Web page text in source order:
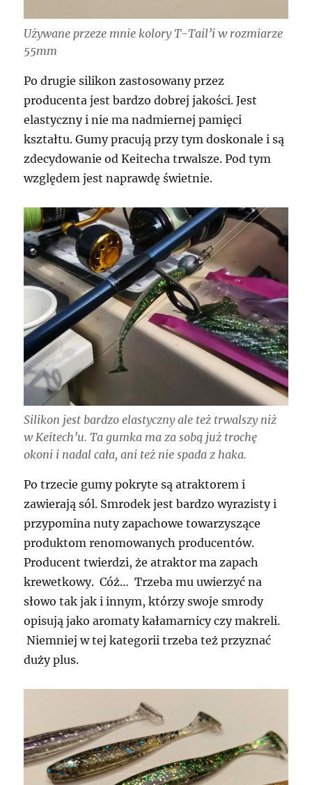
Używane przeze mnie kolory T-Tail’i w rozmiarze
55mm
Po drugie silikon zastosowany przez
producenta jest bardzo dobrej jakości. Jest
elastyczny i nie ma nadmiernej pamięci
kształtu. Gumy pracują przy tym doskonale i są
zdecydowanie od Keitecha trwalsze. Pod tym
względem jest naprawdę świetnie.
Silikon jest bardzo elastyczny ale też trwalszy niż
w Keitech’u. Ta gumka ma za sobą już trochę
okoni i nadal cała, ani też nie spada z haka.
Po trzecie gumy pokryte są atraktorem i
zawierają sól. Smrodek jest bardzo wyrazisty i
przypomina nuty zapachowe towarzyszące
produktom renomowanych producentów.
Producent twierdzi, że atraktor ma zapach
krewetkowy. Cóż… Trzeba mu uwierzyć na
słowo tak jak i innym, którzy swoje smrody
opisują jako aromaty kałamarnicy czy makreli.
Niemniej w tej kategorii trzeba też przyznać
duży plus.